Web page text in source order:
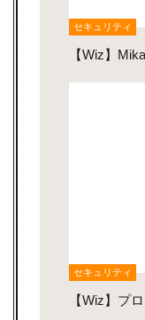
セキュリティ
【Wiz】
セキュリティ
【Wiz】プ